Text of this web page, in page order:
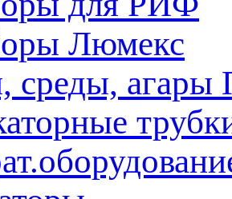
Люмекс
среды, агары